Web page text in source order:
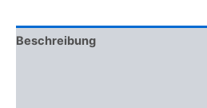
Beschreibung